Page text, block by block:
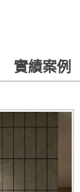
實績案例